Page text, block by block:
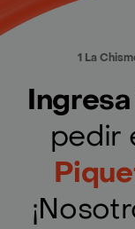
1 La
pedir